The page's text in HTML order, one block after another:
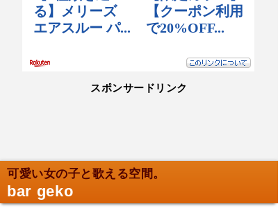
スポンサードリンク
可愛い女の子と歌える空間。
bar geko